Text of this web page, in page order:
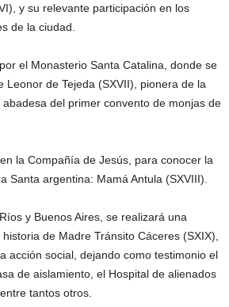
y su relevante participación en los
de la ciudad.
el Monasterio Santa Catalina, donde se
Leonor de Tejeda (SXVII), pionera de la
del primer convento de monjas de
la Compañía de Jesús, para conocer la
Santa argentina: Mamá Antula (SXVIII).
y Buenos Aires, se realizará una
de Madre Tránsito Cáceres (SXIX),
acción social, dejando como testimonio el
de aislamiento, el Hospital de alienados
tantos otros.